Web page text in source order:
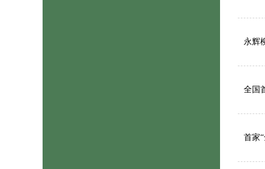
永辉
全国
首家